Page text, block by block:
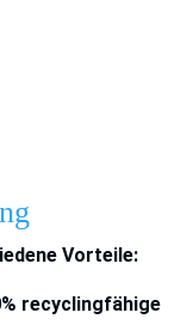
Vorteile:
recyclingfähige